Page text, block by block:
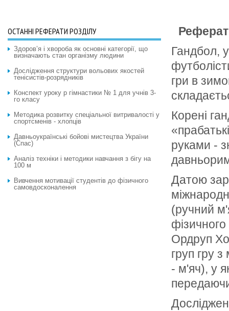
Гандбол,
гри в
Корені
руками -
Датою
(ручний
Ордруп
груп гру
- м'яч), у
ОСТАННІ РЕФЕРАТИ РОЗДІЛУ
Здоров’я і хвороба як основні категорії, що
визначають стан організму людини
Дослідження структури вольових якостей
тенісистів-розрядників
Конспект уроку p гімнастики № 1 для учнів 3-
го класу
Методика розвитку спеціальної витривалості у
спортсменів - хлопців
Давньоукраїнські бойові мистецтва України
(Спас)
Аналіз техніки і методики навчання з бігу на
100 м
Вивчення мотивації студентів до фізичного
самовдосконалення